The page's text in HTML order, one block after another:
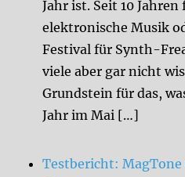
Jahr ist. Seit 10
elektronische Musik
Festival für Synth-
viele aber gar nicht
Grundstein für das,
Jahr im Mai […]
Testbericht: